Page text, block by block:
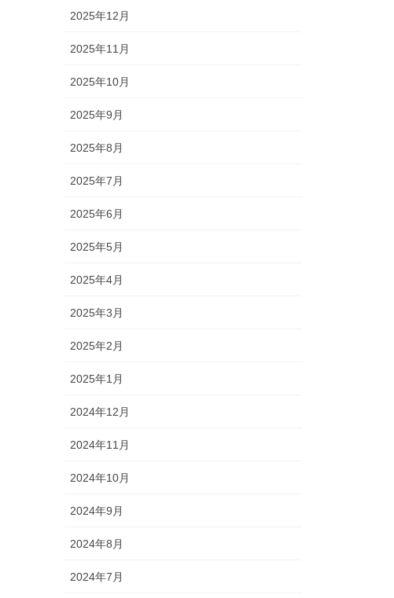
2025年12月
2025年11月
2025年10月
2025年9月
2025年8月
2025年7月
2025年6月
2025年5月
2025年4月
2025年3月
2025年2月
2025年1月
2024年12月
2024年11月
2024年10月
2024年9月
2024年8月
2024年7月